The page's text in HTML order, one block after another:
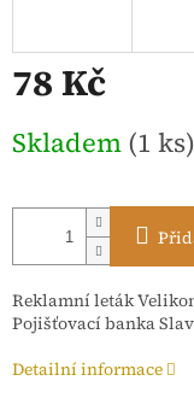
78 Kč
cena:
Skladem (1 ks)
Reklamní leták
Pojišťovací banka
Detailní informace